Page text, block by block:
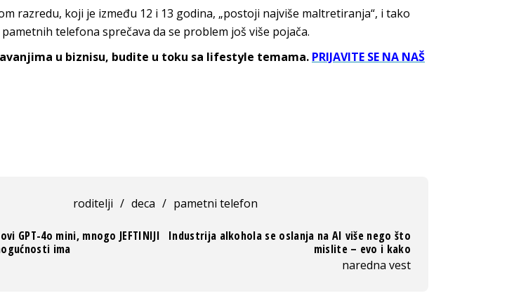
razredu, koji je između 12 i 13 godina, „postoji najviše maltretiranja“, i tako
telefona sprečava da se problem još više pojača.
u biznisu, budite u toku sa lifestyle temama. PRIJAVITE SE NA NAŠ
roditelji / deca / pametni telefon
GPT-4o mini, mnogo JEFTINIJI
ima
Industrija alkohola se oslanja na AI više nego što
mislite – evo i kako
naredna vest